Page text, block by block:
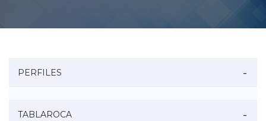
PERFILES
TABLAROCA